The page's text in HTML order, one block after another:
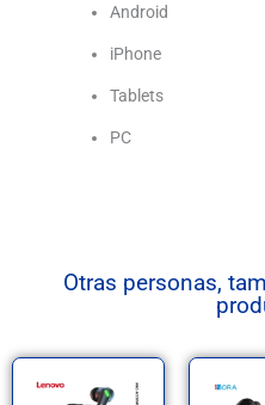
Android
iPhone
Tablets
PC
Otras personas,